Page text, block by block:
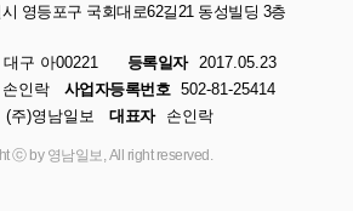
영등포구 국회대로62길21 동성빌딩 3층
대구 아00221 등록일자
2017.05.23
손인락 사업자등록번호 502-81-25414
(주)영남일보 대표자 손인락
ⓒ by 영남일보, All right reserved.